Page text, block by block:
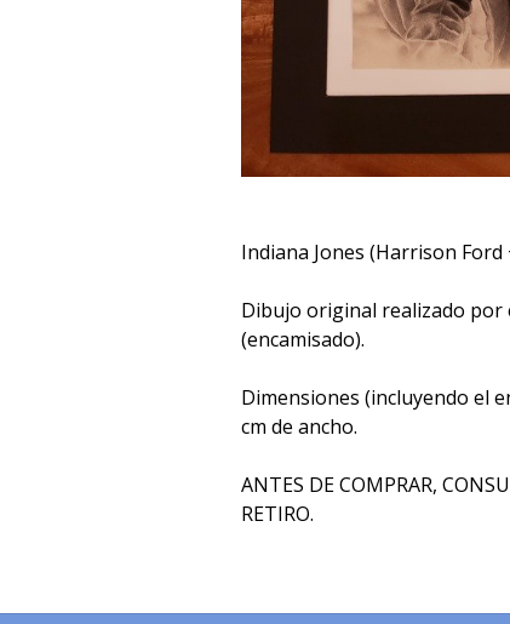
Indiana Jones (Harrison Ford
Dibujo original realizado por
(encamisado).
Dimensiones (incluyendo el
cm de ancho.
ANTES DE COMPRAR,
RETIRO.